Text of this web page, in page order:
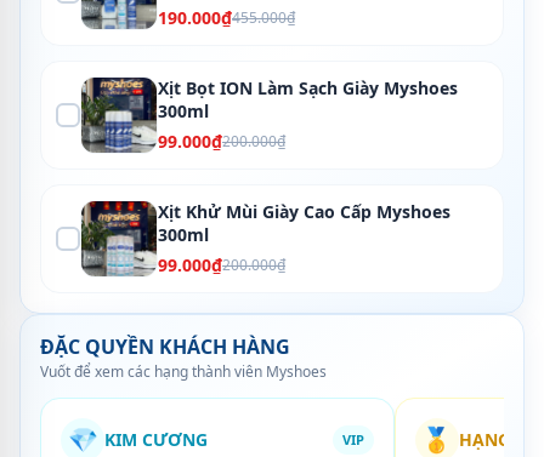
190.000₫455.000₫
Xịt Bọt ION Làm Sạch Giày Myshoes
300ml
99.000₫200.000₫
Xịt Khử Mùi Giày Cao Cấp Myshoes
300ml
99.000₫200.000₫
ĐẶC QUYỀN KHÁCH HÀNG
Vuốt để xem các hạng thành viên Myshoes
💎 KIM CƯƠNG VIP 🥇 HẠNG